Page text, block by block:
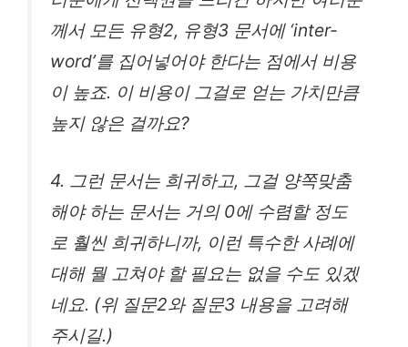
께서 모든 유형2, 유형3 문서에 ‘inter-
word’를 집어넣어야 한다는 점에서 비용
이 높죠. 이 비용이 그걸로 얻는 가치만큼
높지 않은 걸까요?
4. 그런 문서는 희귀하고, 그걸 양쪽맞춤
해야 하는 문서는 거의 0에 수렴할 정도
로 훨씬 희귀하니까, 이런 특수한 사례에
대해 뭘 고쳐야 할 필요는 없을 수도 있겠
네요. (위 질문2와 질문3 내용을 고려해
주시길.)